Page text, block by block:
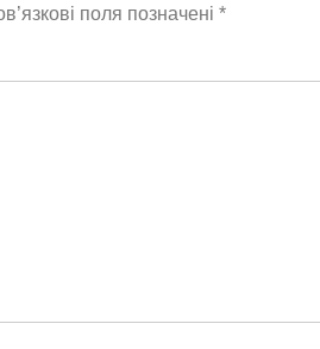
поля позначені *